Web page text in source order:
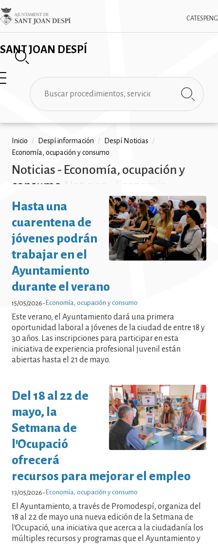
Pasar
al
contenido
SANT JOAN DESPÍ
CAT ESPENG
Imatge
✕
Buscar
Ruta
de
navegación
Inicio / Despí información / Despí Noticias
/
Economía, ocupación y consumo
Noticias - Economía, ocupación y
consumo
ocupación y consumo Noticias -
Economía, ocupación y consumo
Noticias - Economía, ocupación y
consumo Noticias - Economía,
ocupación y consumo Noticias -
Economía, ocupación y consumo
Noticias - Economía, ocupación y
consumo Noticias - Economía,
ocupación y consumo Noticias -
Economía, ocupación y consumo
Noticias - Economía, ocupación y
ocupación y consumo Noticias -
Economía, ocupación y consumo
Noticias - Economía, ocupación y
consumo
Hasta una
cuarentena de
jóvenes podrán
trabajar en el
Ayuntamiento
durante el verano
15/05/2026- Economía, ocupación y consumo
Este verano, el Ayuntamiento dará una primera
oportunidad laboral a jóvenes de la ciudad de entre 18 y
30 años. Las inscripciones para participar en esta
iniciativa de experiencia profesional juvenil están
abiertas hasta el 21 de mayo.
Del 18 al 22 de
mayo, la
Setmana de
l'Ocupació
ofrecerá
recursos para mejorar el empleo
13/05/2026- Economía, ocupación y consumo
El Ayuntamiento, a través de Promodespí, organiza del
18 al 22 de mayo una nueva edición de la Setmana de
l'Ocupació, una iniciativa que acerca a la ciudadanía los
múltiples recursos y programas que el Ayuntamiento y